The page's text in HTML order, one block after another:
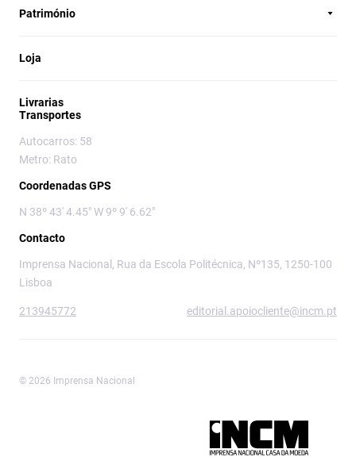
Património
Loja
Livrarias
Transportes
Autocarros: 58
Metro: Rato
Coordenadas GPS
N 38º 43' 4.45" W 9º 9' 6.62"
Contacto
Imprensa Nacional, Rua da Escola Politécnica, Nº135, 1250-100
Lisboa
213945772 editorial.apoiocliente@incm.pt
© 2026 Imprensa Nacional